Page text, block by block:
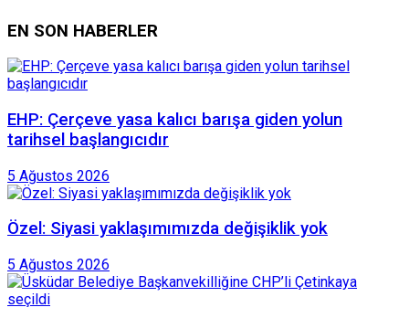
EN SON HABERLER
EHP: Çerçeve yasa kalıcı barışa giden yolun
tarihsel başlangıcıdır
5 Ağustos 2026
Özel: Siyasi yaklaşımımızda değişiklik yok
5 Ağustos 2026